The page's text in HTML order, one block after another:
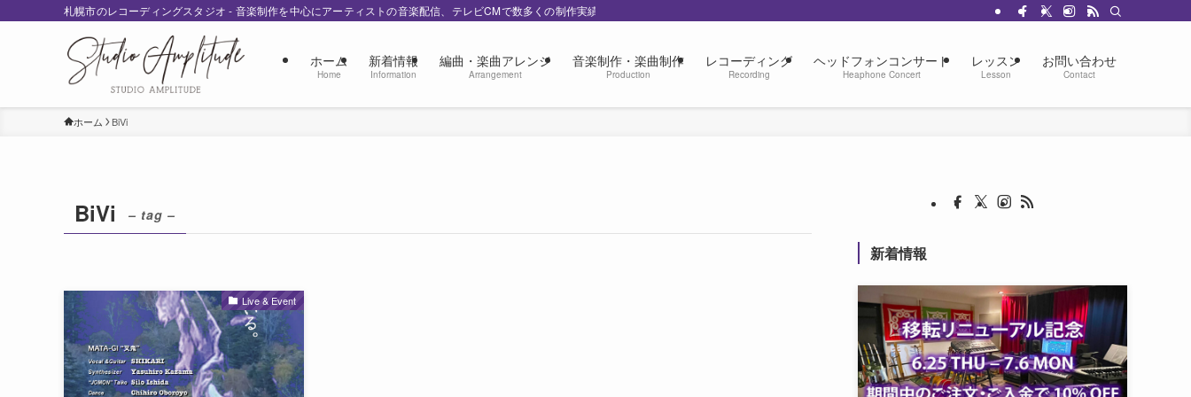
札幌市のレコーディングスタジオ - 音楽制作を中心にアーティストの音楽配信、テレビCMで数多くの制作実績
ホーム
Home
新着情報
Information
編曲・楽曲アレンジ
Arrangement
音楽制作・楽曲制作
Production
レコーディング
Recording
ヘッドフォンコンサート
Heaphone Concert
レッスン
Lesson
お問い合わせ
Contact
ホーム BiVi
BiVi – tag –
Live & Event
新着情報